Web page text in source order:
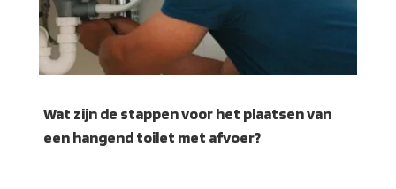
Wat zijn de stappen voor het plaatsen van
een hangend toilet met afvoer?